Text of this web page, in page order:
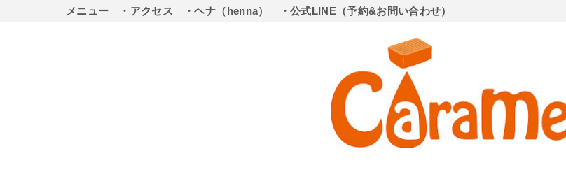
メニュー ・アクセス ・ヘナ（henna） ・公式LINE（予約&お問い合わせ）